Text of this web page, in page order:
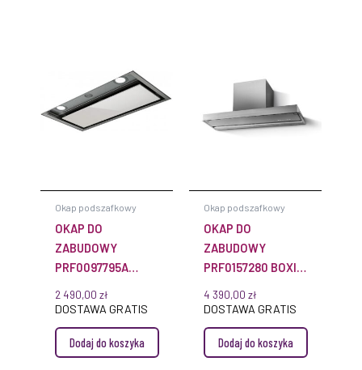
Okap podszafkowy
OKAP DO
ZABUDOWY
PRF0097795A
STAL NIERDZEWNA
2 490,00 zł
DOSTAWA GRATIS
Dodaj do koszyka
Okap podszafkowy
OKAP DO
ZABUDOWY
PRF0157280 BOXIN
STAL NIERDZEWNA
4 390,00 zł
DOSTAWA GRATIS
Dodaj do koszyka